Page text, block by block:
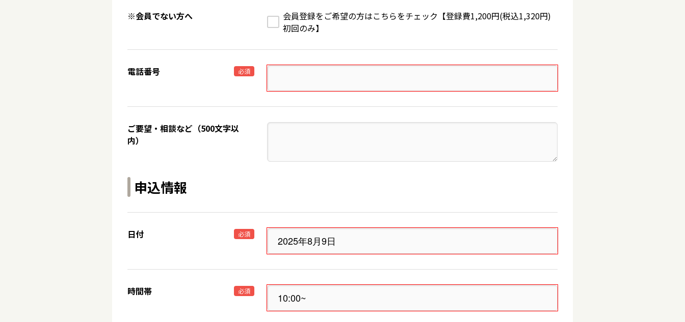
※会員でない方へ
会員登録をご希望の方はこちらをチェック【登録費1,200円(税込1,320円)
初回のみ】
電話番号 必須
ご要望・相談など（500文字以
内）
申込情報
日付 必須
時間帯 必須